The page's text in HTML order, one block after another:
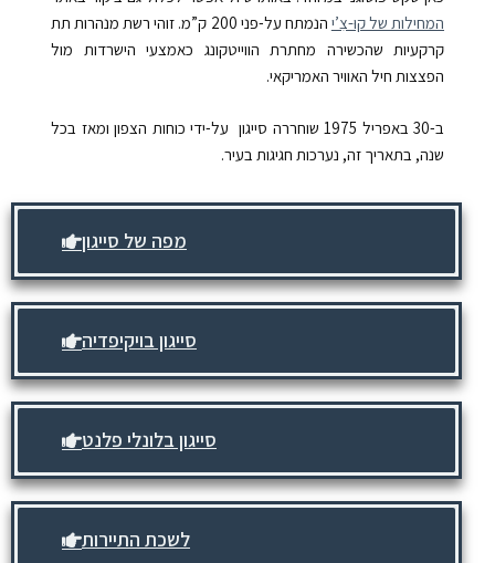
המחילות של קוּ-צִ’י הנמתח על-פני 200 ק”מ. זוהי רשת מנהרות תת
קרקעיות שהכשירה מחתרת הווייטקונג כאמצעי הישרדות מול
הפצצות חיל האוויר האמריקאי.
ב-30 באפריל 1975 שוחררה סייגון על-ידי כוחות הצפון ומאז בכל
שנה, בתאריך זה, נערכות חגיגות בעיר.
מפה של סייגון
סייגון בויקיפדיה
סייגון בלונלי פלנט
לשכת התיירות